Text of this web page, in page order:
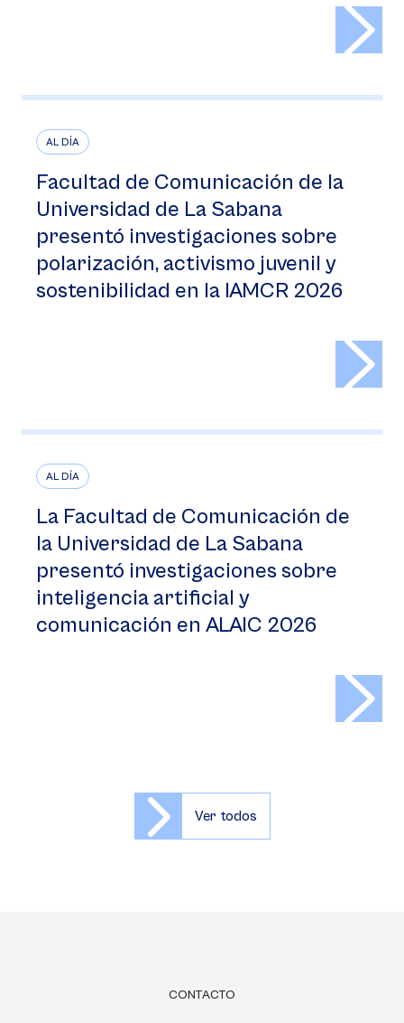
AL DÍA
Facultad de Comunicación de la
Universidad de La Sabana
presentó investigaciones sobre
polarización, activismo juvenil y
sostenibilidad en la IAMCR 2026
AL DÍA
La Facultad de Comunicación de
la Universidad de La Sabana
presentó investigaciones sobre
inteligencia artificial y
comunicación en ALAIC 2026
Ver todos
CONTACTO